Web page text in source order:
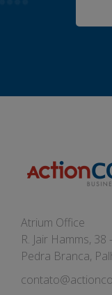
Atrium Office
R. Jair Hamms, 38
Pedra Branca,